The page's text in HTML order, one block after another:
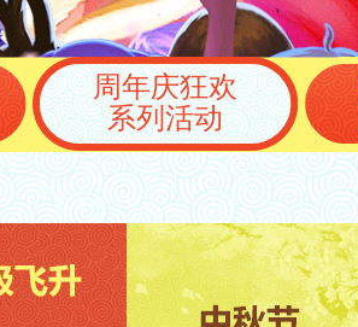
周年庆狂欢
系列活动